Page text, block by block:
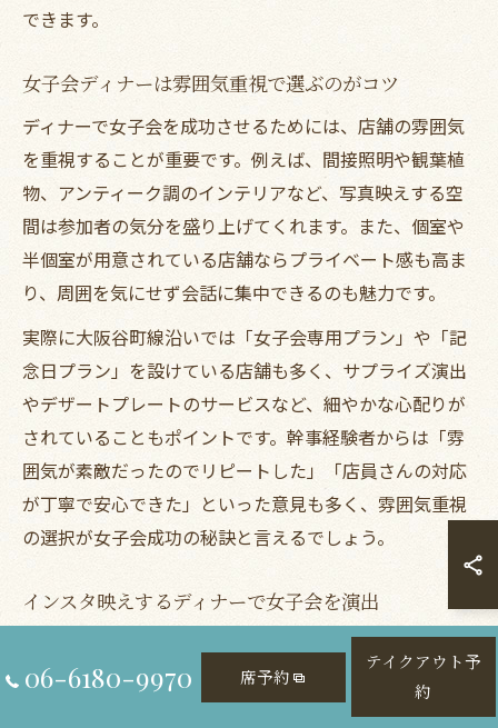
できます。
女子会ディナーは雰囲気重視で選ぶのがコツ
ディナーで女子会を成功させるためには、店舗の雰囲気
を重視することが重要です。例えば、間接照明や観葉植
物、アンティーク調のインテリアなど、写真映えする空
間は参加者の気分を盛り上げてくれます。また、個室や
半個室が用意されている店舗ならプライベート感も高ま
り、周囲を気にせず会話に集中できるのも魅力です。
実際に大阪谷町線沿いでは「女子会専用プラン」や「記
念日プラン」を設けている店舗も多く、サプライズ演出
やデザートプレートのサービスなど、細やかな心配りが
されていることもポイントです。幹事経験者からは「雰
囲気が素敵だったのでリピートした」「店員さんの対応
が丁寧で安心できた」といった意見も多く、雰囲気重視
の選択が女子会成功の秘訣と言えるでしょう。
インスタ映えするディナーで女子会を演出
女子会の盛り上がりには、インスタ映えするディナーも
欠かせません。大阪谷町線沿いには、彩り豊かな前菜や
美しく盛り付けられた肉料理、カラフルなキッシュな
06-6180-9970 席予約
テイクアウト予
約